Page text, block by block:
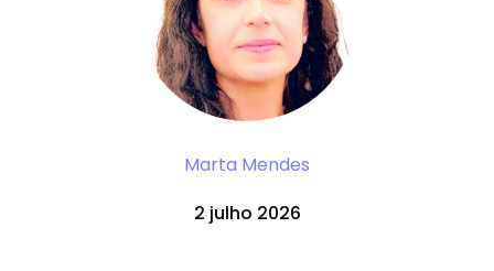
Marta Mendes
2 julho 2026